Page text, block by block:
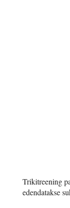
Trikitreening
edendatakse